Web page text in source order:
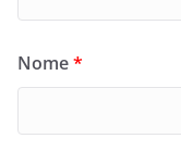
Nome*